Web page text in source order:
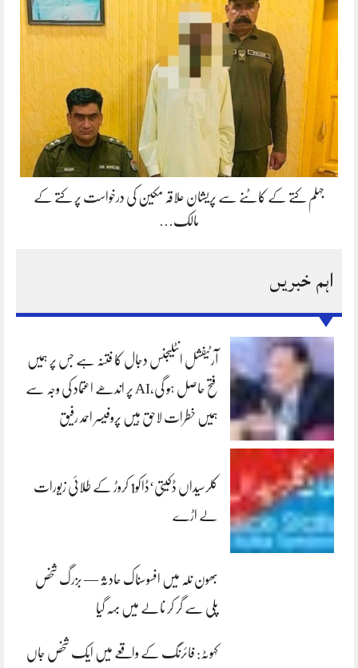
جہلم کتے کے کاٹنے سے پریشان علاقہ مکین کی درخواست پر کتے کے
مالک…
اہم خبریں
آرٹیفشل انٹلیجنس دجال کا فتنہ ہے جس پر ہمیں
فتح حاصل ہو گی،AI پر اندھے اعتماد کی وجہ سے
ہمیں خطرات لاحق ہیں پروفیسر احمد رفیق
کلرسیداں ڈکیتی‘ڈاکو1 کروڑ کے طلائی زیورات
لے اڑے
بھون نلہ میں افسوسناک حادثہ — بزرگ شخص
پلی سے گر کر نالے میں بہہ گیا
کہوٹہ: فائرنگ کے واقعے میں ایک شخص جاں